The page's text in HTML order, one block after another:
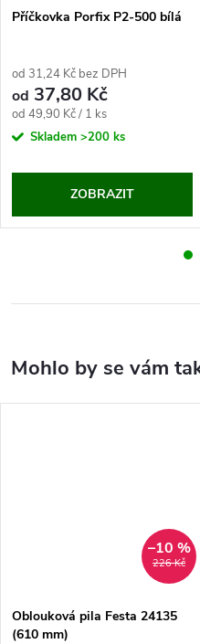
Příčkovka Porfix P2-500 bílá
od 31,24 Kč bez DPH
od 37,80 Kč
Měrná
cena:
od 49,90 Kč / 1 ks
Skladem >200 ks
ZOBRAZIT
226 Kč
–10 %
Oblouková pila Festa 24135
(610 mm)